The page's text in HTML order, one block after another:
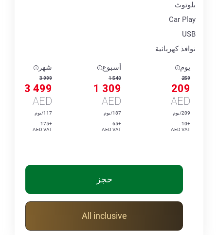
بلوتوث
Car Play
USB
نوافذ كهربائية
يوم
259
209
AED
209/يوم
+10
AED VAT
أسبوع
1 540
1 309
AED
187/يوم
+65
AED VAT
شهر
3 999
3 499
AED
117/يوم
+175
AED VAT
حجز
All inclusive